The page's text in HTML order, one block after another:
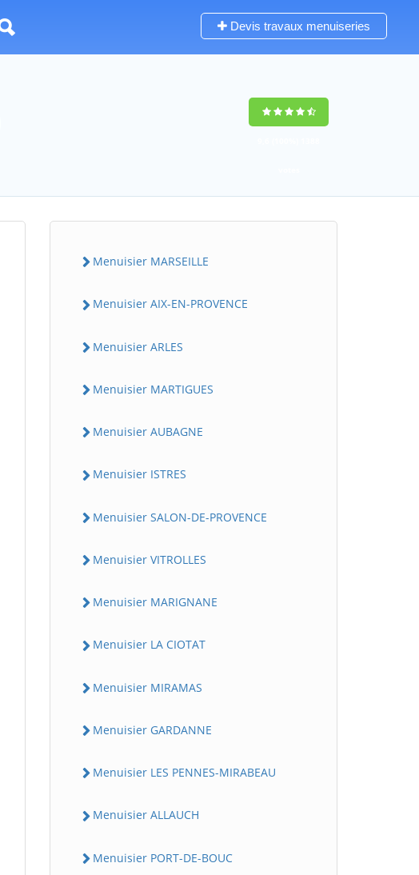
Devis travaux menuiseries
Menuisier MARSEILLE
Menuisier AIX-EN-PROVENCE
Menuisier ARLES
Menuisier MARTIGUES
Menuisier AUBAGNE
Menuisier ISTRES
Menuisier SALON-DE-PROVENCE
Menuisier VITROLLES
Menuisier MARIGNANE
Menuisier LA CIOTAT
Menuisier MIRAMAS
Menuisier GARDANNE
Menuisier LES PENNES-MIRABEAU
Menuisier ALLAUCH
Menuisier PORT-DE-BOUC